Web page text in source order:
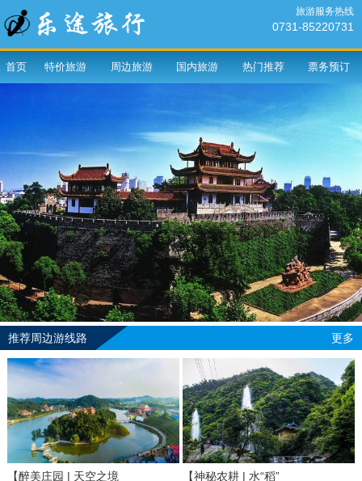
旅游服务热线
0731-85220731
首页 特价旅游 周边旅游 国内旅游 热门推荐 票务预订
推荐周边游线路 更多
【醉美庄园 | 天空之境
【神秘农耕 | 水“稻”